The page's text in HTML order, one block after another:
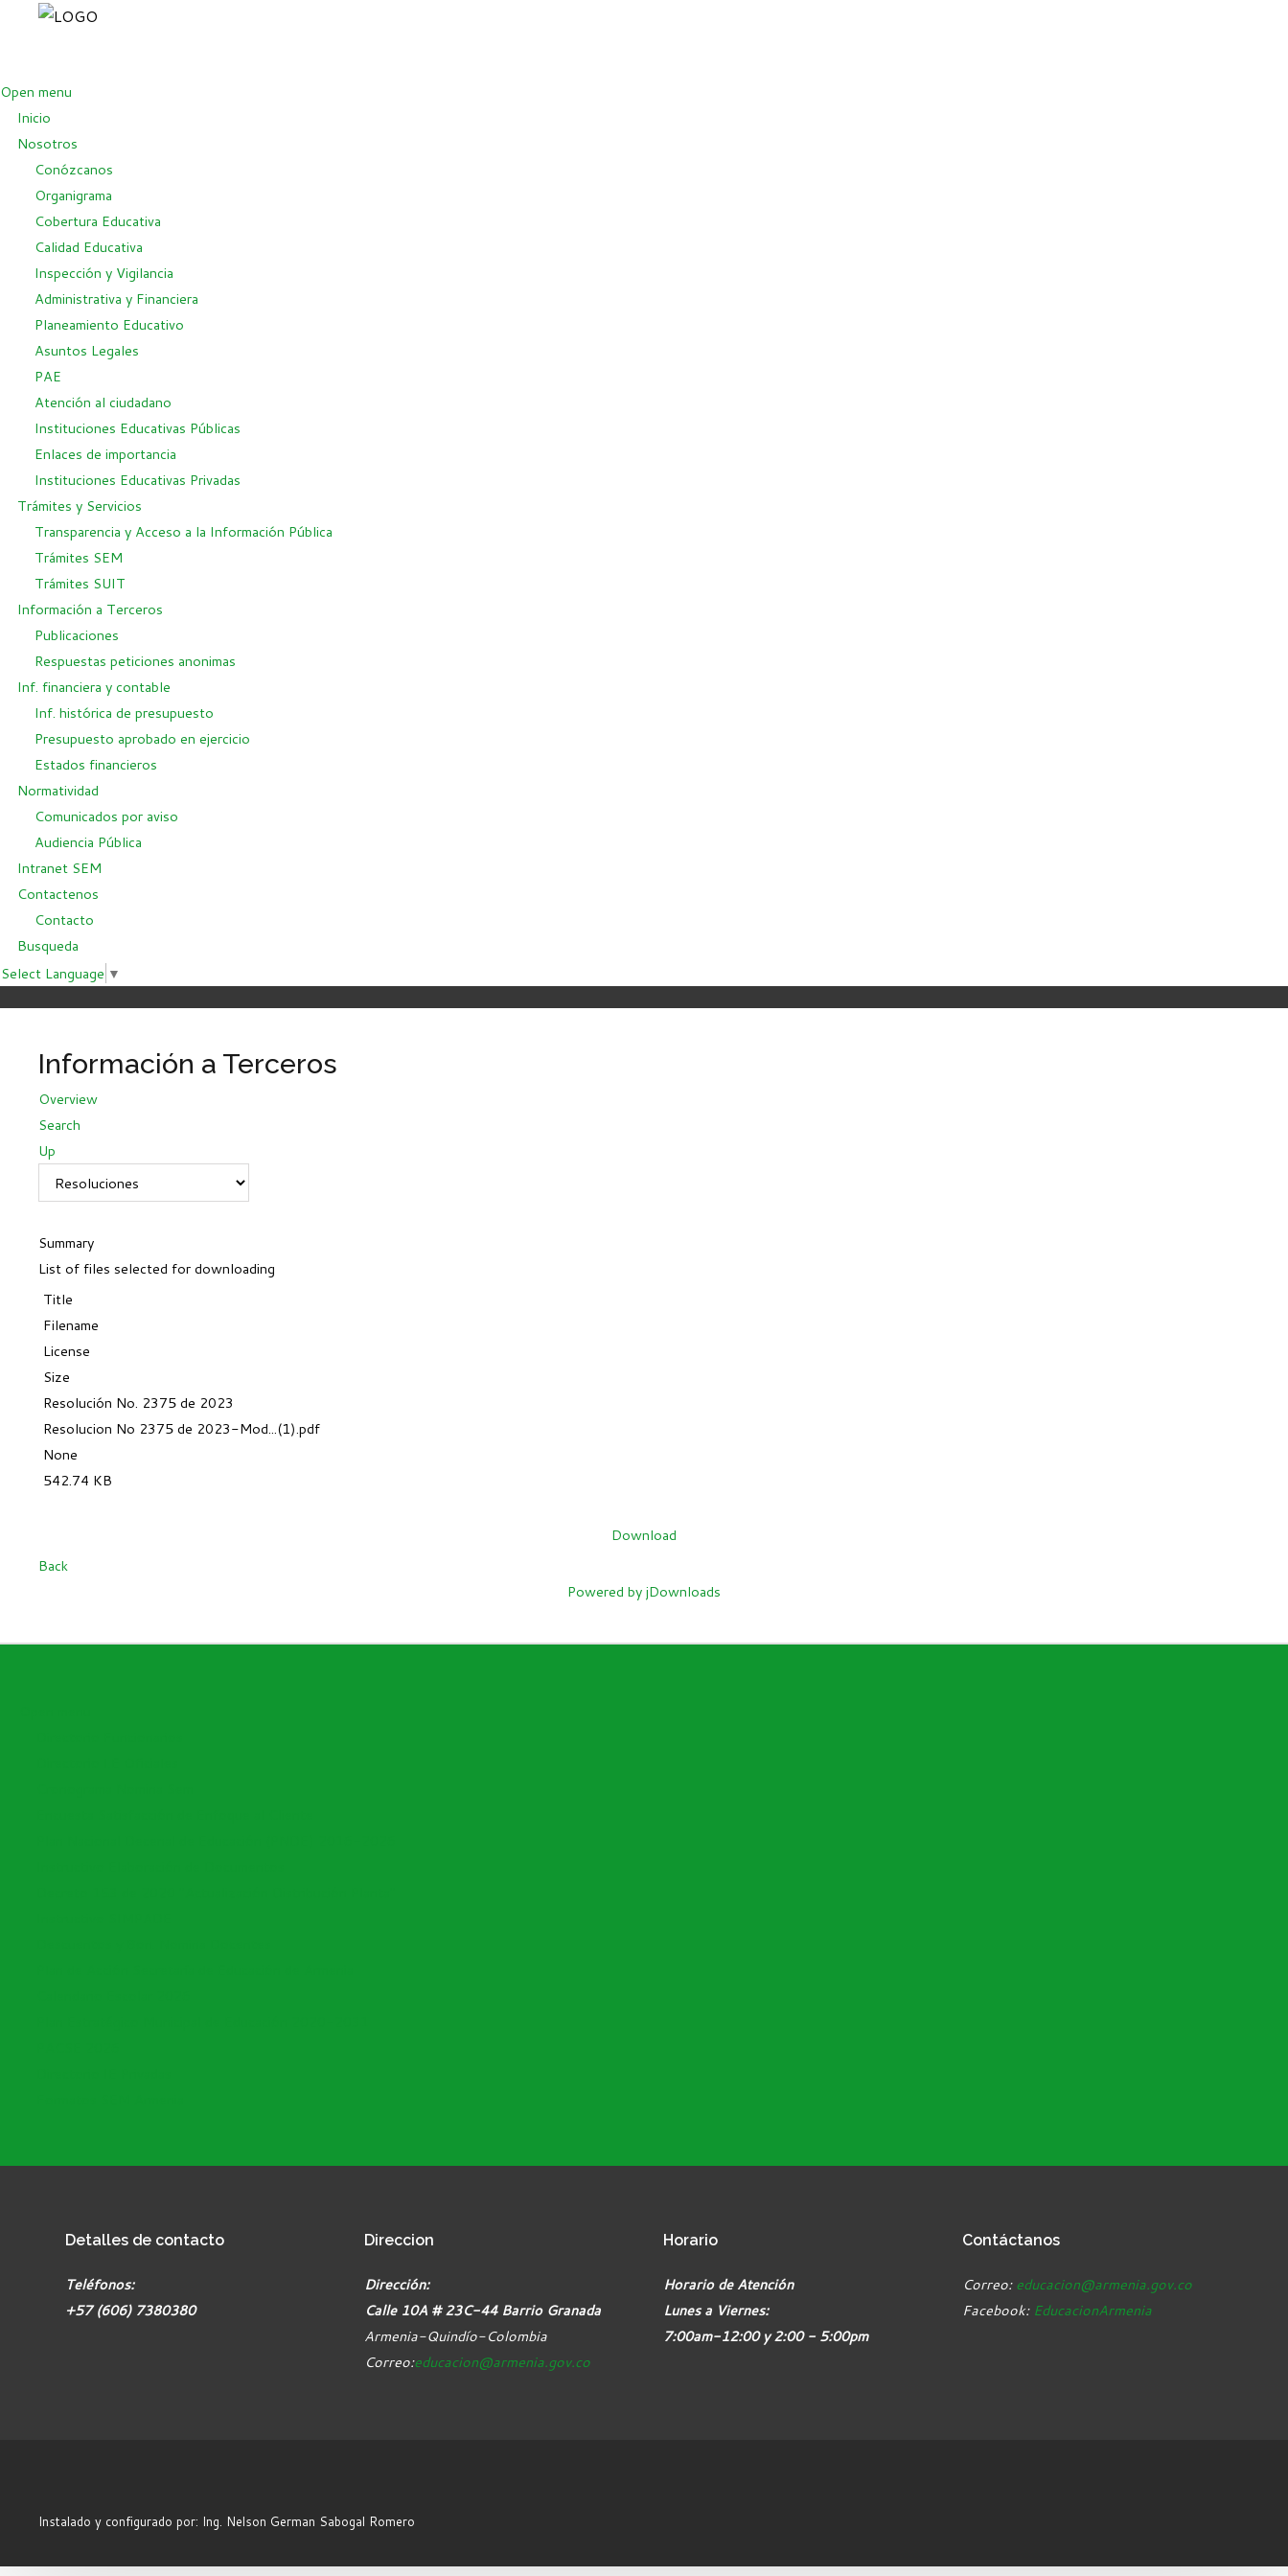
Open menu
Inicio
Nosotros
Conózcanos
Organigrama
Cobertura Educativa
Calidad Educativa
Inspección y Vigilancia
Administrativa y Financiera
Planeamiento Educativo
Asuntos Legales
PAE
Atención al ciudadano
Instituciones Educativas Públicas
Enlaces de importancia
Instituciones Educativas Privadas
Trámites y Servicios
Transparencia y Acceso a la Información Pública
Trámites SEM
Trámites SUIT
Información a Terceros
Publicaciones
Respuestas peticiones anonimas
Inf. financiera y contable
Inf. histórica de presupuesto
Presupuesto aprobado en ejercicio
Estados financieros
Normatividad
Comunicados por aviso
Audiencia Pública
Intranet SEM
Contactenos
Contacto
Busqueda
Select Language ▼
Información a Terceros
Overview
Search
Up
Summary
List of files selected for downloading
Title
Filename
License
Size
Resolución No. 2375 de 2023
Resolucion No 2375 de 2023-Mod...(1).pdf
None
542.74 KB
Download
Back
Powered by jDownloads
Detalles de contacto
Teléfonos:
+57 (606) 7380380
Direccion
Dirección:
Calle 10A # 23C-44 Barrio Granada
Armenia-Quindío-Colombia
Correo:educacion@armenia.gov.co
Horario
Horario de Atención
Lunes a Viernes:
7:00am-12:00 y 2:00 - 5:00pm
Contáctanos
Correo:educacion@armenia.gov.co
Facebook: EducacionArmenia
Instalado y configurado por: Ing. Nelson German Sabogal Romero